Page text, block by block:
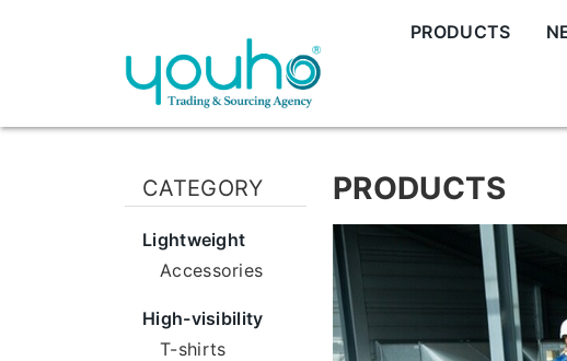
PRODUCTS
CATEGORY
Lightweight
Accessories
High-visibility
T-shirts
PRODUCTS